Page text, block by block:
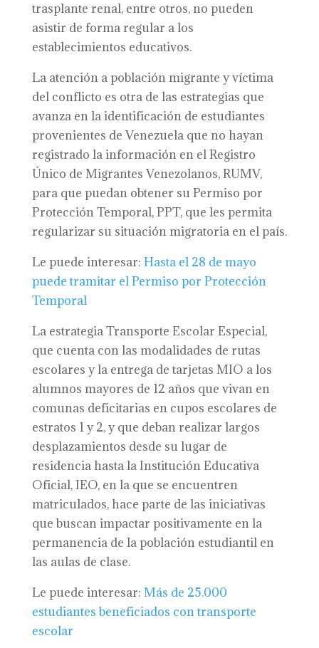
trasplante renal, entre otros, no pueden
asistir de forma regular a los
establecimientos educativos.
La atención a población migrante y víctima
del conflicto es otra de las estrategias que
avanza en la identificación de estudiantes
provenientes de Venezuela que no hayan
registrado la información en el Registro
Único de Migrantes Venezolanos, RUMV,
para que puedan obtener su Permiso por
Protección Temporal, PPT, que les permita
regularizar su situación migratoria en el país.
Le puede interesar: Hasta el 28 de mayo
puede tramitar el Permiso por Protección
Temporal
La estrategia Transporte Escolar Especial,
que cuenta con las modalidades de rutas
escolares y la entrega de tarjetas MIO a los
alumnos mayores de 12 años que vivan en
comunas deficitarias en cupos escolares de
estratos 1 y 2, y que deban realizar largos
desplazamientos desde su lugar de
residencia hasta la Institución Educativa
Oficial, IEO, en la que se encuentren
matriculados, hace parte de las iniciativas
que buscan impactar positivamente en la
permanencia de la población estudiantil en
las aulas de clase.
Le puede interesar: Más de 25.000
estudiantes beneficiados con transporte
escolar